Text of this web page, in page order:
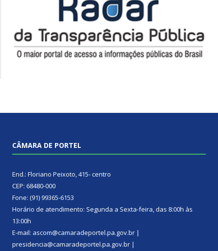
CÂMARA DE PORTEL
End.: Floriano Peixoto, 415- centro
CEP: 68480-000
Fone: (91) 99365-6153
Horário de atendimento: Segunda a Sexta-feira, das 8:00h às
13:00h
E-mail: ascom@camaradeportel.pa.gov.br |
presidencia@camaradeportel.pa.gov.br |